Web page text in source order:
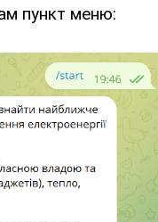
пункт меню: